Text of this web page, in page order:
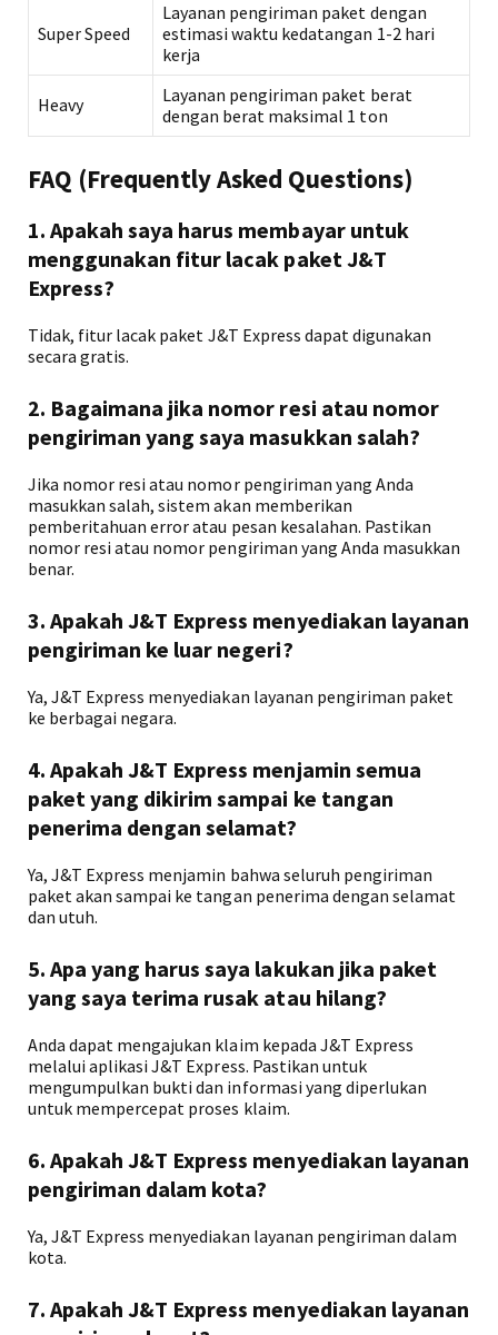
Super Speed
Layanan pengiriman paket dengan
estimasi waktu kedatangan 1-2 hari
kerja
Heavy
Layanan pengiriman paket berat
dengan berat maksimal 1 ton
FAQ (Frequently Asked Questions)
1. Apakah saya harus membayar untuk
menggunakan fitur lacak paket J&T
Express?
Tidak, fitur lacak paket J&T Express dapat digunakan
secara gratis.
2. Bagaimana jika nomor resi atau nomor
pengiriman yang saya masukkan salah?
Jika nomor resi atau nomor pengiriman yang Anda
masukkan salah, sistem akan memberikan
pemberitahuan error atau pesan kesalahan. Pastikan
nomor resi atau nomor pengiriman yang Anda masukkan
benar.
3. Apakah J&T Express menyediakan layanan
pengiriman ke luar negeri?
Ya, J&T Express menyediakan layanan pengiriman paket
ke berbagai negara.
4. Apakah J&T Express menjamin semua
paket yang dikirim sampai ke tangan
penerima dengan selamat?
Ya, J&T Express menjamin bahwa seluruh pengiriman
paket akan sampai ke tangan penerima dengan selamat
dan utuh.
5. Apa yang harus saya lakukan jika paket
yang saya terima rusak atau hilang?
Anda dapat mengajukan klaim kepada J&T Express
melalui aplikasi J&T Express. Pastikan untuk
mengumpulkan bukti dan informasi yang diperlukan
untuk mempercepat proses klaim.
6. Apakah J&T Express menyediakan layanan
pengiriman dalam kota?
Ya, J&T Express menyediakan layanan pengiriman dalam
kota.
7. Apakah J&T Express menyediakan layanan